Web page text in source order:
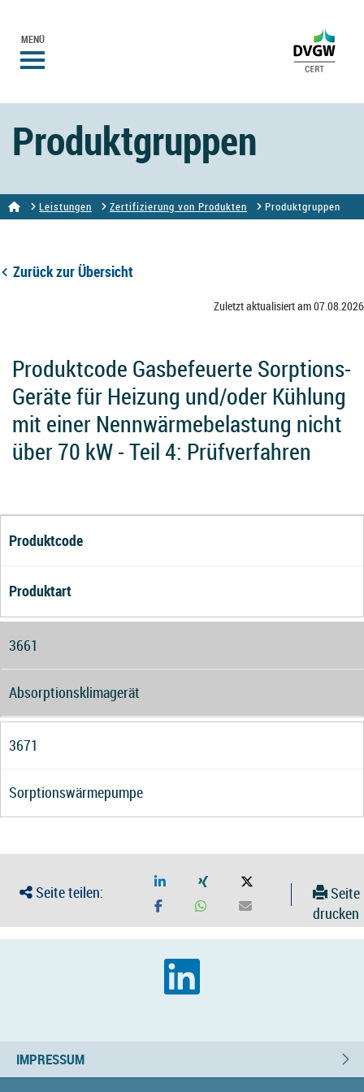
MENÜ
Produktgruppen
Leistungen Zertifizierung von Produkten Produktgruppen
Zurück zur Übersicht
Zuletzt aktualisiert am 07.08.2026
Produktcode Gasbefeuerte Sorptions-
Geräte für Heizung und/oder Kühlung
mit einer Nennwärmebelastung nicht
über 70 kW - Teil 4: Prüfverfahren
Produktcode
Produktart
3661
Absorptionsklimagerät
3671
Sorptionswärmepumpe
Seite teilen:
Seite
drucken
IMPRESSUM